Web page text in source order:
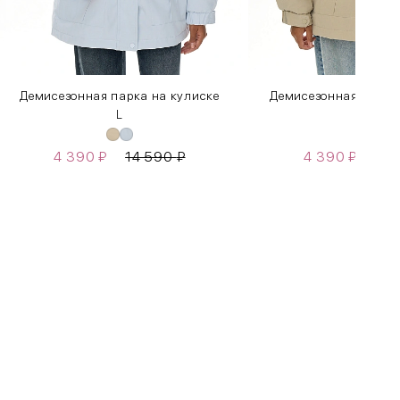
Демисезонная парка на кулиске
L
4 390₽ 14 590₽
Демисезонная
4 390₽